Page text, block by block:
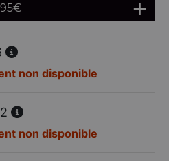
€
non disponible
non disponible